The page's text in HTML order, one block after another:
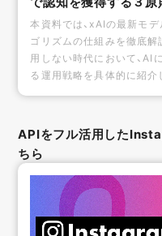
本資料では、xAIの最新モ
ゴリズムの仕組みを徹底
用しない時代において、AI
る運用戦略を具体的に紹介
APIをフル活用した
ちら